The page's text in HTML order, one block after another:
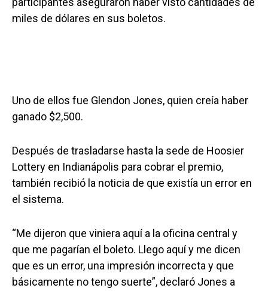
miles de dólares en sus boletos.
Uno de ellos fue Glendon Jones, quien creía haber
ganado $2,500.
Después de trasladarse hasta la sede de Hoosier
Lottery en Indianápolis para cobrar el premio,
también recibió la noticia de que existía un error en
el sistema.
“Me dijeron que viniera aquí a la oficina central y
que me pagarían el boleto. Llego aquí y me dicen
que es un error, una impresión incorrecta y que
básicamente no tengo suerte”, declaró Jones a